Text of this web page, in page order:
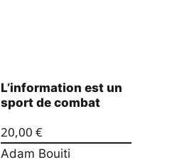
L’information est un
sport de combat
20,00 €
Adam Bouiti